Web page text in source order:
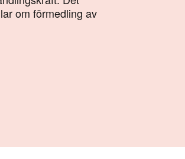
om förmedling av